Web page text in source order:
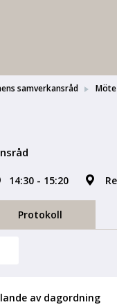
samverkansråd
14:30 - 15:20
Protokoll
av dagordning